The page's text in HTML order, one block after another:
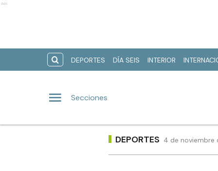
Ads
DEPORTES DÍA SEIS INTERIOR
Secciones
DEPORTES 4 de noviembre